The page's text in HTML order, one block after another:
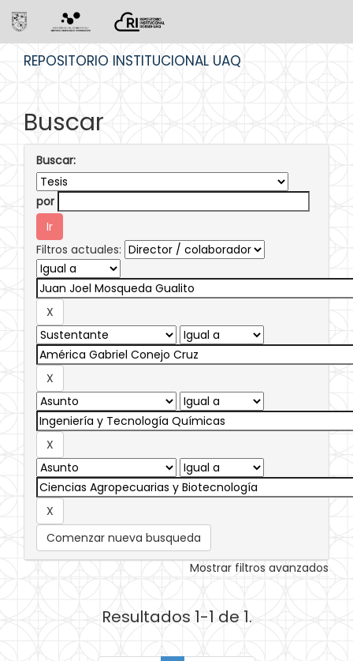
REPOSITORIO INSTITUCIONAL UAQ
Buscar
Buscar:
por
Filtros actuales:
Comenzar nueva busqueda
Mostrar filtros avanzados
Resultados 1-1 de 1.